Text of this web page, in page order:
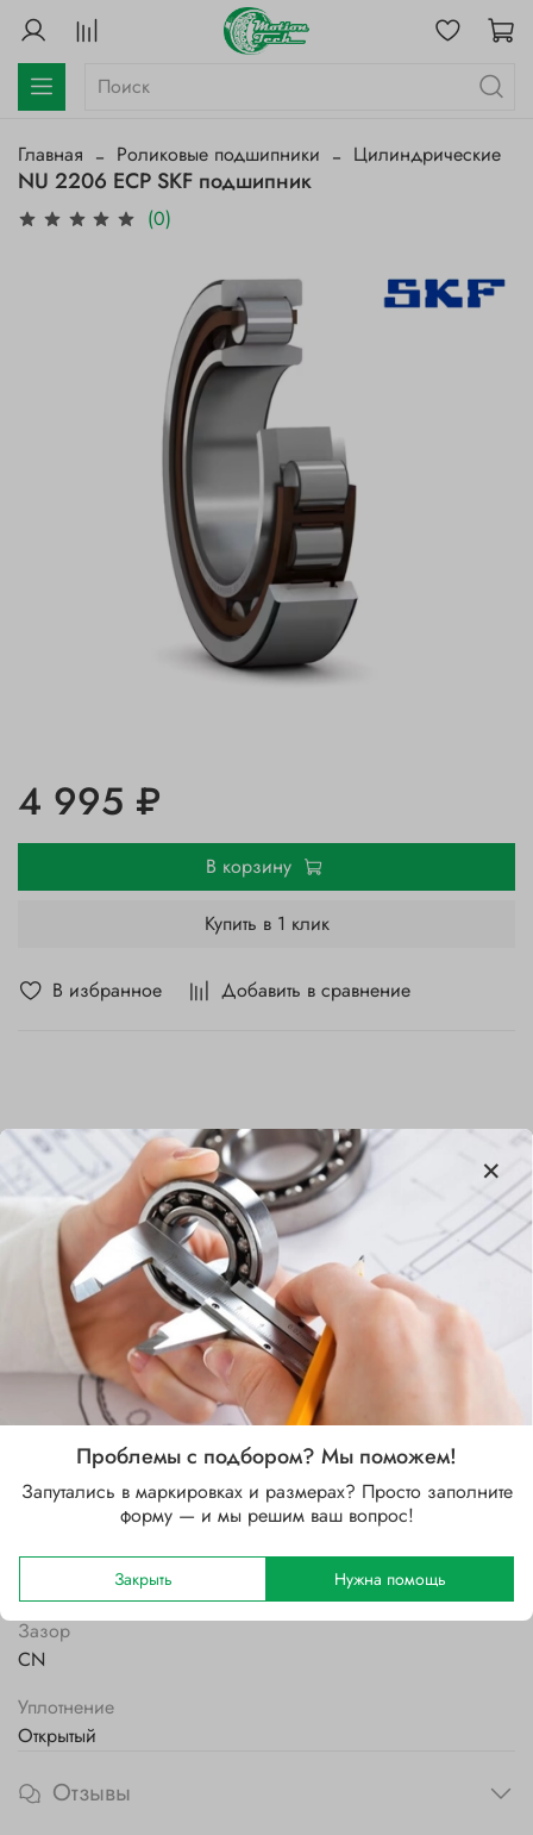
Главная Роликовые подшипники Цилиндрические
NU 2206 ECP SKF подшипник
(0)
В избранное Добавить в сравнение
4 995 ₽
В корзину
Купить в 1 клик
Характеристики
Бренд
Внутренний диаметр d, мм
Наружный диаметр D, мм
62
Ширина B, мм
20
Сепаратор
Полиамидный
Зазор
CN
Уплотнение
Открытый
Отзывы
Проблемы с подбором? Мы поможем!
Запутались в маркировках и размерах? Просто заполните
форму — и мы решим ваш вопрос!
Закрыть Нужна помощь